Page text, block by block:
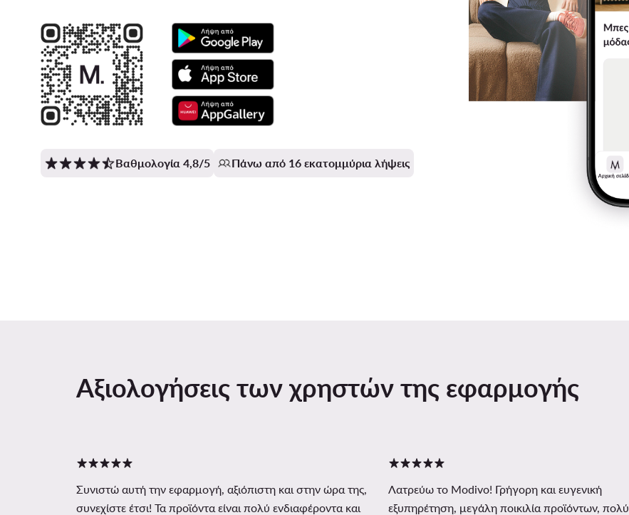
Βαθμολογία 4,8/5 Πάνω από 16 εκατομμύρια λήψεις
Αξιολογήσεις των χρηστών της εφαρμογής
Συνιστώ αυτή την εφαρμογή, αξιόπιστη και στην ώρα της,
συνεχίστε έτσι! Τα προϊόντα είναι πολύ ενδιαφέροντα και
Λατρεύω το Modivo! Γρήγορη και ευγενική
εξυπηρέτηση, μεγάλη ποικιλία προϊόντων, πολύ